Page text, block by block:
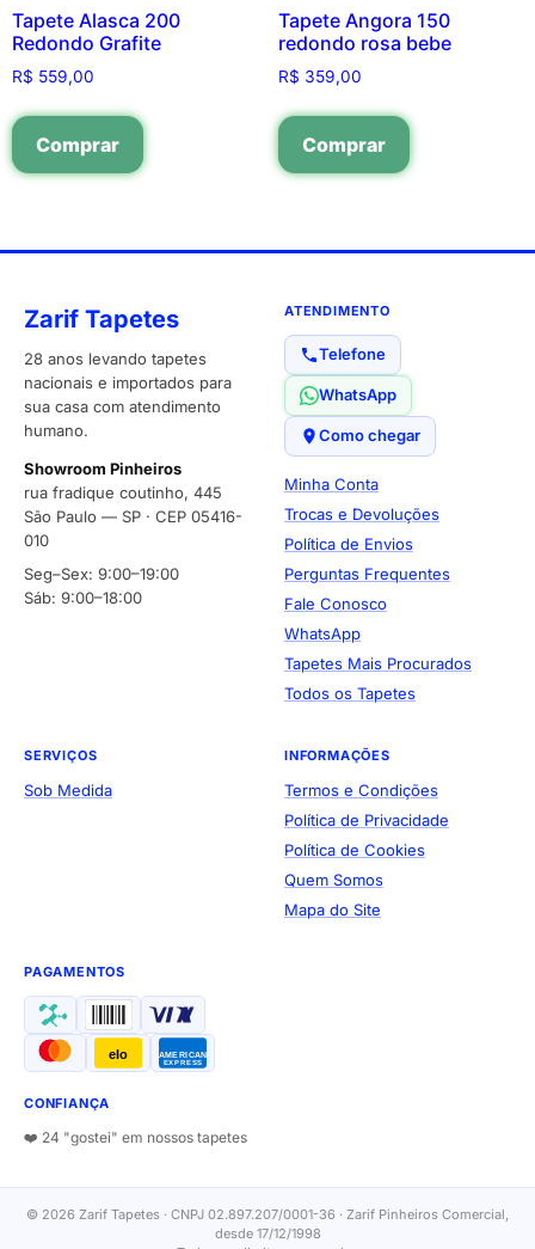
Tapete Alasca 200
Redondo Grafite
R$ 559,00
Comprar
Tapete Angora 150
redondo rosa bebe
R$ 359,00
Comprar
Zarif Tapetes
28 anos levando tapetes
nacionais e importados para
sua casa com atendimento
humano.
Showroom Pinheiros
rua fradique coutinho, 445
São Paulo — SP · CEP 05416-
010
Seg–Sex: 9:00–19:00
Sáb: 9:00–18:00
ATENDIMENTO
Telefone
WhatsApp
Como chegar
Minha Conta
Trocas e Devoluções
Política de Envios
Perguntas Frequentes
Fale Conosco
WhatsApp
Tapetes Mais Procurados
Todos os Tapetes
SERVIÇOS
Sob Medida
INFORMAÇÕES
Termos e Condições
Política de Privacidade
Política de Cookies
Quem Somos
Mapa do Site
PAGAMENTOS
elo AMERICAN
EXPRESS
CONFIANÇA
❤️ 24 "gostei" em nossos tapetes
© 2026 Zarif Tapetes · CNPJ 02.897.207/0001-36 · Zarif Pinheiros Comercial,
desde 17/12/1998